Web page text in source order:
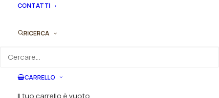
CONTATTI
RICERCA
CARRELLO
Il tuo carrello è vuoto.
SKU